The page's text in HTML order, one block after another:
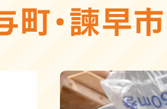
町・諫早市